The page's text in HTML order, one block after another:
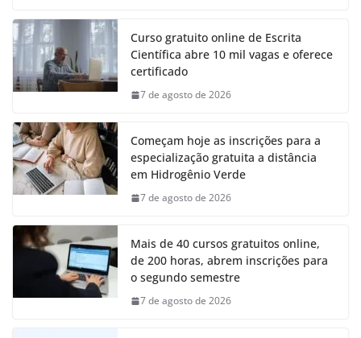
Curso gratuito online de Escrita
Científica abre 10 mil vagas e oferece
certificado
7 de agosto de 2026
Começam hoje as inscrições para a
especialização gratuita a distância
em Hidrogênio Verde
7 de agosto de 2026
Mais de 40 cursos gratuitos online,
de 200 horas, abrem inscrições para
o segundo semestre
7 de agosto de 2026